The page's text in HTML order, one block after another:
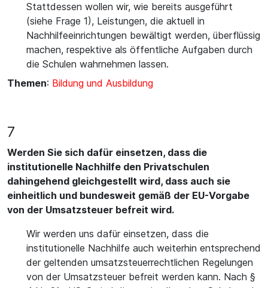
Stattdessen wollen wir, wie bereits ausgeführt
(siehe Frage 1), Leistungen, die aktuell in
Nachhilfeeinrichtungen bewältigt werden, überflüssig
machen, respektive als öffentliche Aufgaben durch
die Schulen wahrnehmen lassen.
Themen: Bildung und Ausbildung
7
Werden Sie sich dafür einsetzen, dass die
institutionelle Nachhilfe den Privatschulen
dahingehend gleichgestellt wird, dass auch sie
einheitlich und bundesweit gemäß der EU-Vorgabe
von der Umsatzsteuer befreit wird.
Wir werden uns dafür einsetzen, dass die
institutionelle Nachhilfe auch weiterhin entsprechend
der geltenden umsatzsteuerrechtlichen Regelungen
von der Umsatzsteuer befreit werden kann. Nach §